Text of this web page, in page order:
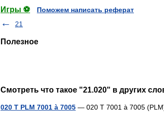
Игры ⚽
Поможем написать реферат
21
Полезное
Смотреть что такое "21.020" в других
020 T PLM 7001 à 7005 — 020 T 7001 à 7005